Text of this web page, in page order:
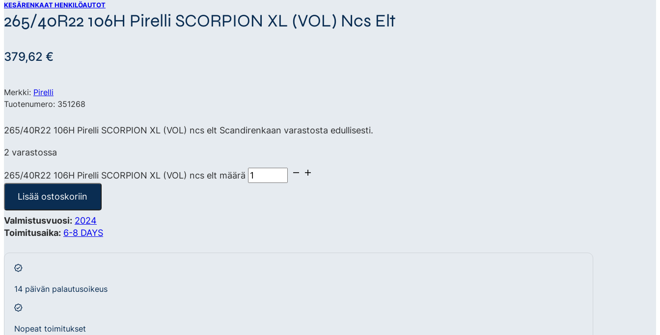
KESÄRENKAAT HENKILÖAUTOT
265/40R22 106H Pirelli SCORPION XL (VOL) Ncs Elt
379,62 €
Merkki: Pirelli
Tuotenumero: 351268
265/40R22 106H Pirelli SCORPION XL (VOL) ncs elt Scandirenkaan varastosta edullisesti.
2 varastossa
265/40R22 106H Pirelli SCORPION XL (VOL) ncs elt määrä
Lisää ostoskoriin
Valmistusvuosi: 2024
Toimitusaika: 6-8 DAYS
14 päivän palautusoikeus
Nopeat toimitukset